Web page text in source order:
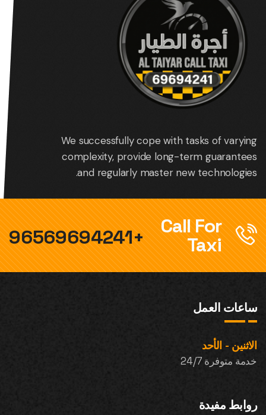
We successfully cope with tasks of varying
complexity, provide long-term guarantees
and regularly master new technologies.
Call For
Taxi
+96569694241
ساعات العمل
الاثنين - الأحد
خدمة متوفرة 24/7
روابط مفيدة